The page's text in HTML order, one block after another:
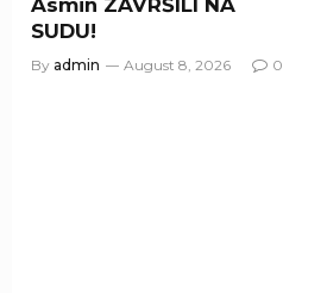
SUDU!
By admin August 8, 2026 0